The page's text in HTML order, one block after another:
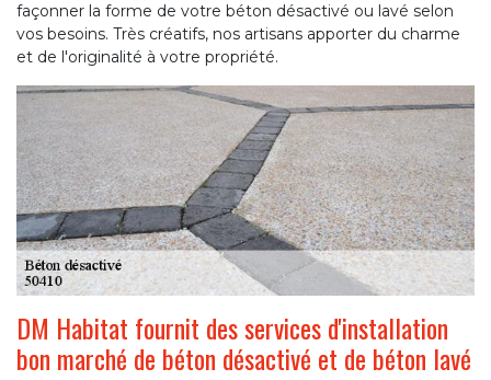
façonner la forme de votre béton désactivé ou lavé selon
vos besoins. Très créatifs, nos artisans apporter du charme
et de l'originalité à votre propriété.
DM Habitat fournit des services d'installation
bon marché de béton désactivé et de béton lavé